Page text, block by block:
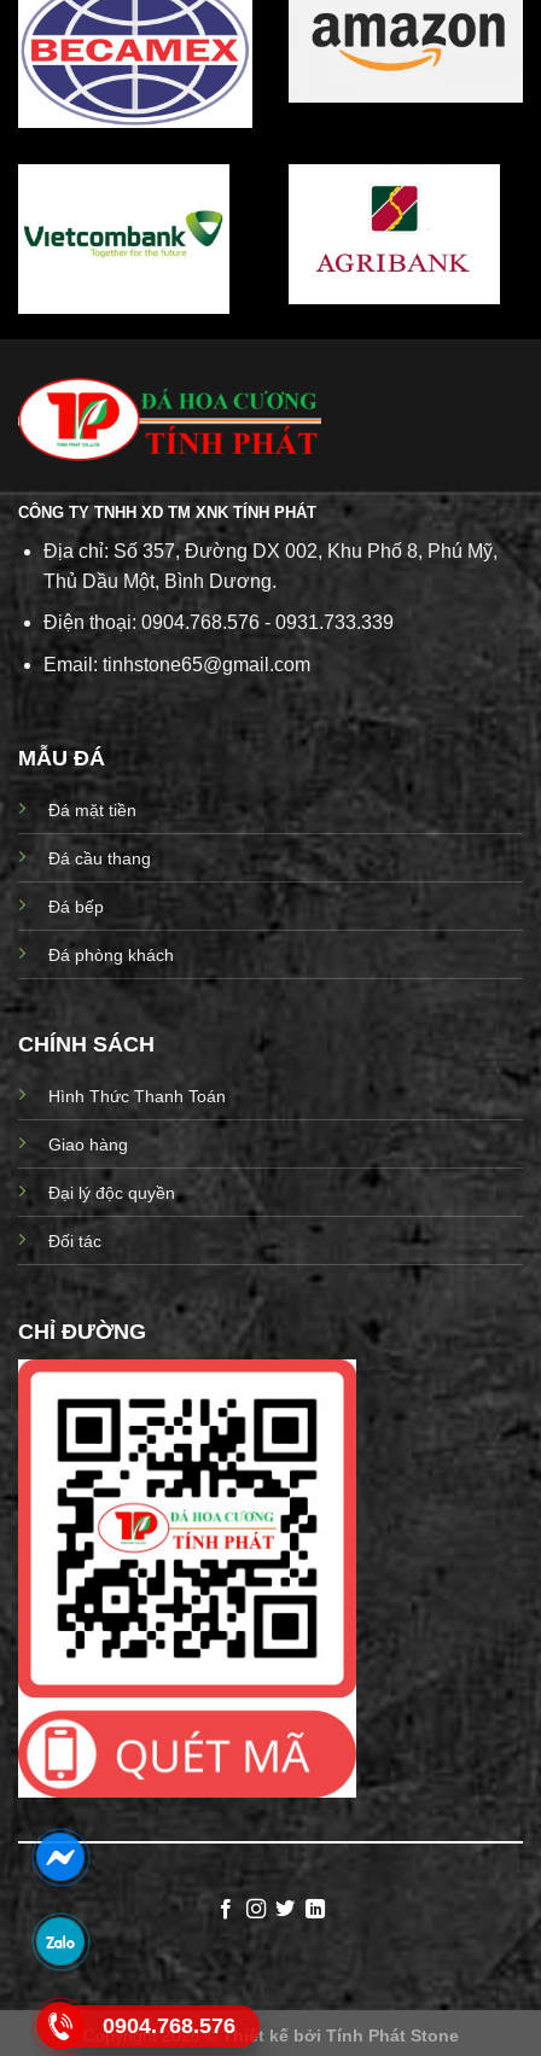
CÔNG TY TNHH XD TM XNK TÍNH PHÁT
Địa chỉ: Số 357, Đường DX 002, Khu Phố 8, Phú Mỹ,
Thủ Dầu Một, Bình Dương.
Điện thoại: 0904.768.576 - 0931.733.339
Email: tinhstone65@gmail.com
MẪU ĐÁ
Đá mặt tiền
Đá cầu thang
Đá bếp
Đá phòng khách
CHÍNH SÁCH
Hình Thức Thanh Toán
Giao hàng
Đại lý độc quyền
Đối tác
CHỈ ĐƯỜNG
Copyright 2026 © Thiết kế bởi Tính Phát Stone
0904.768.576